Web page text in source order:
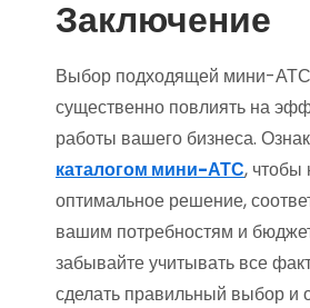
Заключение
Выбор подходящей мини-
существенно повлиять на
работы вашего бизнеса.
каталогом мини-АТС, чтобы
оптимальное решение,
вашим потребностям и
забывайте учитывать все
сделать правильный выбор и